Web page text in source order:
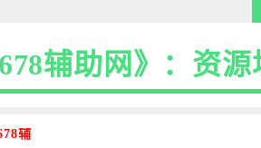
辅助网》：资源
辅